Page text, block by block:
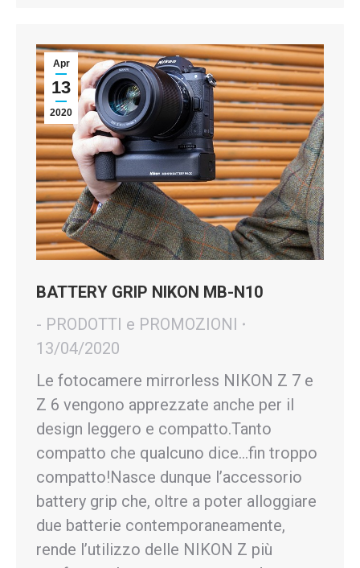
Apr
13
2020
BATTERY GRIP NIKON MB-N10
- PRODOTTI e PROMOZIONI
13/04/2020
Le fotocamere mirrorless NIKON Z 7 e
Z 6 vengono apprezzate anche per il
design leggero e compatto.Tanto
compatto che qualcuno dice…fin troppo
compatto!Nasce dunque l’accessorio
battery grip che, oltre a poter alloggiare
due batterie contemporaneamente,
rende l’utilizzo delle NIKON Z più